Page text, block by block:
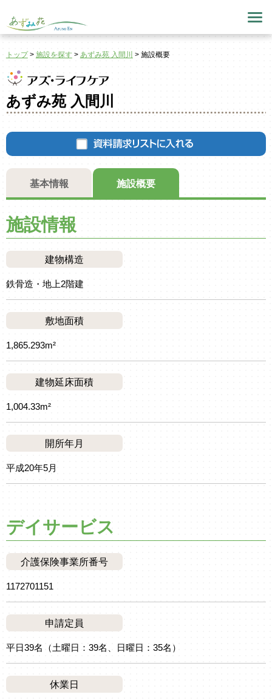
トップ> 施設を探す > あずみ苑 入間川 > 施設概要
あずみ苑 入間川
基本情報 施設概要
施設情報
建物構造
鉄骨造・地上2階建
敷地面積
1,865.293m²
建物延床面積
1,004.33m²
開所年月
平成20年5月
デイサービス
介護保険事業所番号
1172701151
申請定員
平日39名（土曜日：39名、日曜日：35名）
休業日